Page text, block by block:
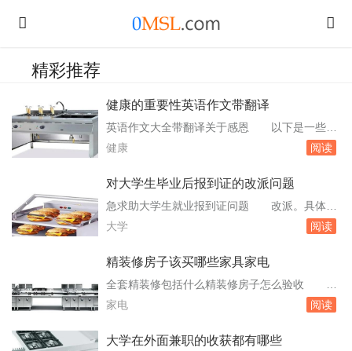
精彩推荐
健康的重要性英语作文带翻译
英语作文大全带翻译关于感恩 以下是一些关
于感恩的英语作文及其中文翻译：感恩的重要性
sdom.Awisemanshouldn。始终保持健康的心
nli...
健康 阅读
对大学生毕业后报到证的改派问题
急求助大学生就业报到证问题 改派。具体依
照当地政策。就业报到证的遗失补办：毕业生就
部门提出申请，由学校就业主管部门提供毕业生
单位证明在省就业中心统一办理。以上就是大学
生就业报到证可能出现的问题及。急应届毕业生
大学 阅读
精装修房子该买哪些家具家电
全套精装修包括什么精装修房子怎么验收 全
套装修是有家具家电等方面准备的一种装修方
而且也有全套的一些家具家电的设计，对于大多
家电 阅读
大学在外面兼职的收获都有哪些